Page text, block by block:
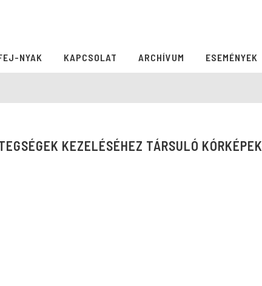
NYAK KAPCSOLAT ARCHÍVUM ESEMÉNYEK
KEZELÉSÉHEZ TÁRSULÓ KÓRKÉPEK